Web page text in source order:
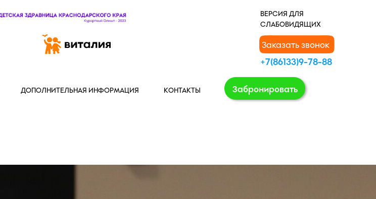
Заказать звонок
+7(86133)9-78-88
ВЕРСИЯ ДЛЯ
СЛАБОВИДЯЩИХ
Забронировать
КОНТАКТЫ
ДОПОЛНИТЕЛЬНАЯ ИНФОРМАЦИЯ